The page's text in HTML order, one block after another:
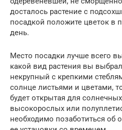
досталось растение с
посадкой положите цветок в
день.
Место посадки лучше всего
какой вид растения вы
некрупный с крепкими
солнце листьями и цветами,
будет открытая для
высокорослых или
необходимо позаботиться об